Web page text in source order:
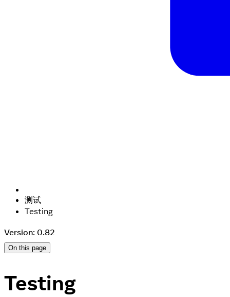
测试
Testing
Version: 0.82
On this page
Testing